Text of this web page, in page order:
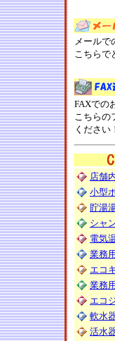
メールで
こちらで
FAXでの
こちらの
ください
店舗
小型
貯湯
シャ
電気
業務
エコ
業務
エコ
軟水
活水